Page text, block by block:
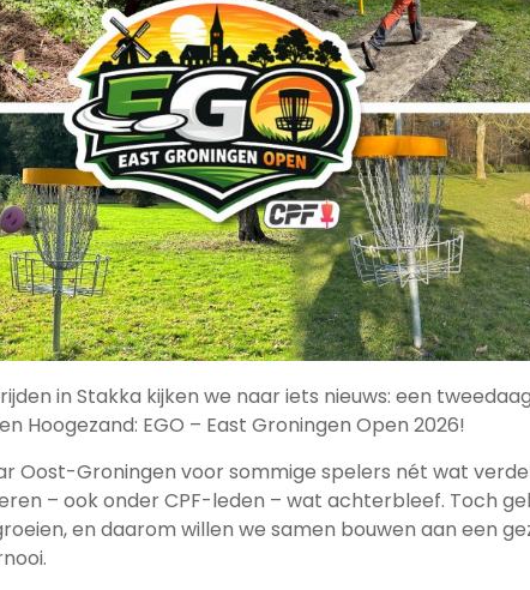
in Stakka kijken we naar iets nieuws: een
Hoogezand: EGO – East Groningen Open 2026!
Oost-Groningen voor sommige spelers nét wat
– ook onder CPF-leden – wat achterbleef. Toch
en daarom willen we samen bouwen aan een